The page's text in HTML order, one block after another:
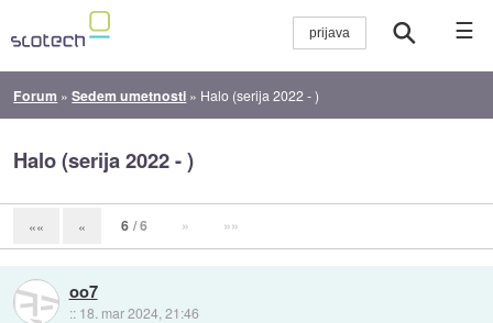
☰
Forum »Sedem umetnosti » Halo (serija 2022 - )
Halo (serija 2022 - )
«« « 6 / 6 » »»
oo7
:: 18. mar 2024, 21:46